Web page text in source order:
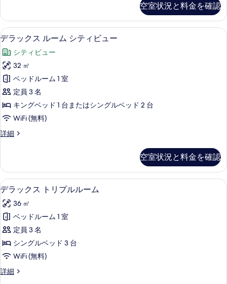
は
ツ
イ
ン
ル
ー
ム
バ
ル
コ
の
す
べ
て
の
写
真
表
ス
ダ
ブ
ま
た
は
ツ
イ
ン
ル
ー
バ
ニ
ー
の
詳
細
空室状況と料金を確認
デ
ラ
ッ
ク
ス
ル
ー
ム
シ
ィ
ビ
ュ
ー
の
す
べ
て
の
デラックス ルーム シティビュー |
7
デラックス ルーム シティビュー
シティビュー
32 ㎡
ベッドルーム 1 室
定員 3 名
キングベッド 1 台またはシングルベッド 2 台
WiFi (無料)
詳細
デ
ス
ル
ー
シ
テ
ビ
ュ
ー
の
詳
空室状況と料金を確認
デ
ラ
ッ
ク
ス
ト
リ
プ
デラックス トリプルルーム | ミニバ
6
デラックス トリプルルーム
36 ㎡
ベッドルーム 1 室
定員 3 名
シングルベッド 3 台
WiFi (無料)
詳細
デ